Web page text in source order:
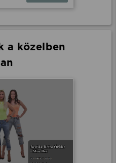
a közelben